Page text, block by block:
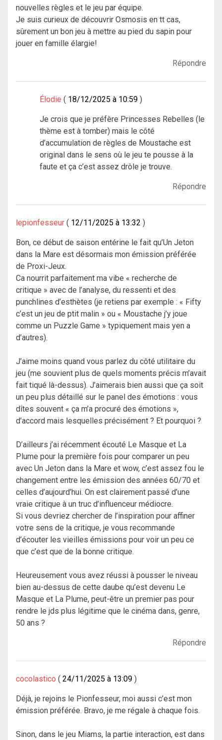
nouvelles règles et le jeu par équipe.
Je suis curieux de découvrir Osmosis en tt cas,
sûrement un bon jeu à mettre au pied du sapin pour
jouer en famille élargie!
Répondre
Élodie 18/12/2025 à 10:59
Je crois que je préfère Princesses Rebelles (le
thème est à tomber) mais le côté
d’accumulation de règles de Moustache est
original dans le sens où le jeu te pousse à la
faute et ça c’est assez drôle je trouve.
Répondre
lepionfesseur 12/11/2025 à 13:32
Bon, ce début de saison entérine le fait qu’Un Jeton
dans la Mare est désormais mon émission préférée
de Proxi-Jeux.
Ca nourrit parfaitement ma vibe « recherche de
critique » avec de l’analyse, du ressenti et des
punchlines d’esthètes (je retiens par exemple : « Fifty
c’est un jeu de ptit malin » ou « Moustache j’y joue
comme un Puzzle Game » typiquement mais yen a
d’autres).
J’aime moins quand vous parlez du côté utilitaire du
jeu (me souvient plus de quels moments précis m’avait
fait tiqué là-dessus). J’aimerais bien aussi que ça soit
un peu plus détaillé sur le panel des émotions : vous
dîtes souvent « ça m’a procuré des émotions »,
d’accord mais lesquelles précisément ? Et pourquoi ?
D’ailleurs j’ai récemment écouté Le Masque et La
Plume pour la première fois pour comparer un peu
avec Un Jeton dans la Mare et wow, c’est assez fou le
changement entre les émission des années 60/70 et
celles d’aujourd’hui. On est clairement passé d’une
vraie critique à un truc d’influenceur médiocre.
Si vous devriez chercher de l’inspiration pour affiner
votre sens de la critique, je vous recommande
d’écouter les vieilles émissions pour voir un peu ce
que c’est que de la bonne critique.
Heureusement vous avez réussi à pousser le niveau
bien au-dessus de cette daube qu’est devenu Le
Masque et La Plume, peut-être un premier pas pour
rendre le jds plus légitime que le cinéma dans, genre,
50 ans ?
Répondre
cocolastico 24/11/2025 à 13:09
Déjà, je rejoins le Pionfesseur, moi aussi c’est mon
émission préférée. Bravo, je me régale à chaque fois.
Sinon, dans le jeu Miams, la partie interaction, est dans